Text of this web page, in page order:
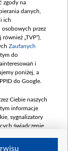
350
zgody na
danych,
ich
osobowych przez
„TVP”),
Zaufanych
tym do
i
poniżej, a
do Google.
Ciebie naszych
tym informacje
sygnalizatory
świadczenie